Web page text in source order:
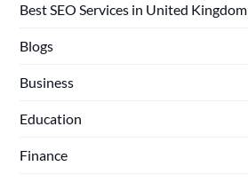
Best SEO Services in United Kingdom
Blogs
Business
Education
Finance